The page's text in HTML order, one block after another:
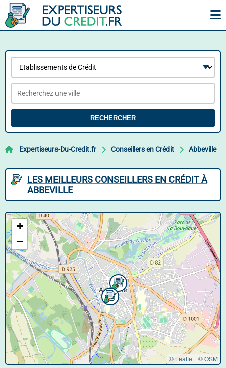
RECHERCHER
Expertiseurs-Du-Credit.fr Conseillers en Crédit Abbeville
LES MEILLEURS CONSEILLERS EN CRÉDIT À
ABBEVILLE
+
−
© Leaflet | ©OSM